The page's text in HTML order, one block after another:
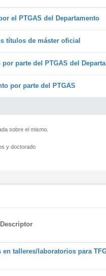
el PTGAS del Departamento
títulos de máster oficial
parte del PTGAS del
por parte del PTGAS
sobre el mismo.
y doctorado
Descriptor
talleres/laboratorios para